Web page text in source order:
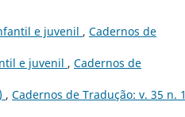
e juvenil , Cadernos de
e juvenil , Cadernos de
, Cadernos de Tradução: v. 35 n. 1